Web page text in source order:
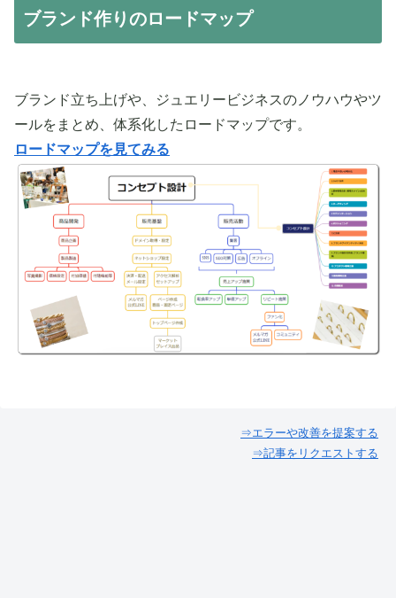
ブランド作りのロードマップ
ブランド立ち上げや、ジュエリービジネスのノウハウやツ
ールをまとめ、体系化したロードマップです。
ロードマップを見てみる
⇒エラーや改善を提案する
⇒記事をリクエストする